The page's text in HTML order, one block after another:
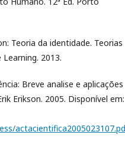
Teoria da identidade. Teorias
Learning. 2013.
Breve analise e aplicações
Erikson. 2005. Disponível em: